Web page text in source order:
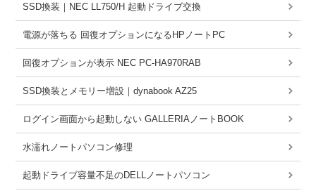
SSD換装｜NEC LL750/H 起動ドライブ交換
電源が落ちる 回復オプションになるHPノートPC
回復オプションが表示 NEC PC-HA970RAB
SSD換装とメモリー増設｜dynabook AZ25
ログイン画面から起動しない GALLERIAノートBOOK
水濡れノートパソコン修理
起動ドライブ容量不足のDELLノートパソコン